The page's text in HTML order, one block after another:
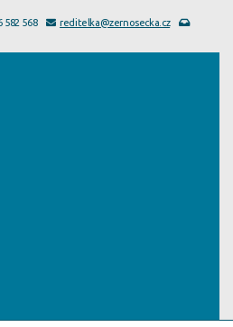
582 568
reditelka@zernosecka.cz